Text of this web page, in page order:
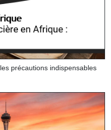
précautions indispensables